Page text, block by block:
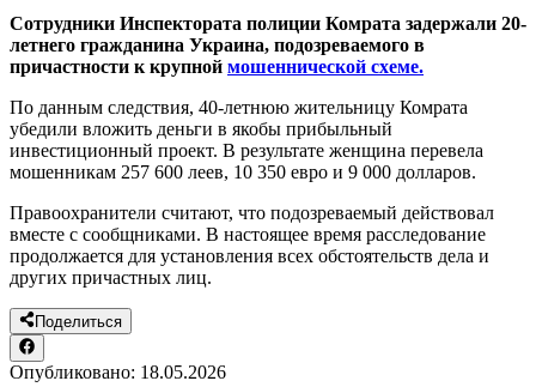
Сотрудники Инспектората полиции Комрата задержали 20-
летнего гражданина Украина, подозреваемого в
причастности к крупной мошеннической схеме.
По данным следствия, 40-летнюю жительницу Комрата
убедили вложить деньги в якобы прибыльный
инвестиционный проект. В результате женщина перевела
мошенникам 257 600 леев, 10 350 евро и 9 000 долларов.
Правоохранители считают, что подозреваемый действовал
вместе с сообщниками. В настоящее время расследование
продолжается для установления всех обстоятельств дела и
других причастных лиц.
Поделиться
Опубликовано: 18.05.2026